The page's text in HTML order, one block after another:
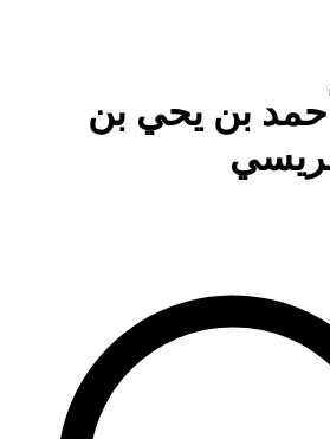
بن يحي بن